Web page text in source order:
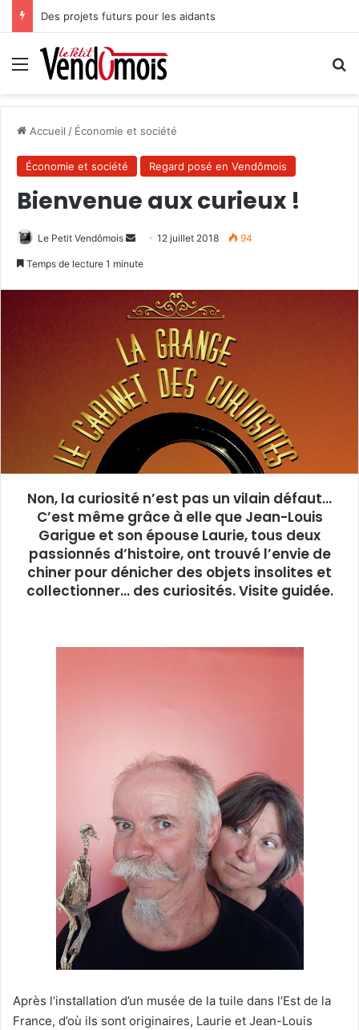
Des projets futurs pour les aidants
Menu
Accueil / Économie et société
Économie et société Regard posé en Vendômois
Bienvenue aux curieux !
Le Petit Vendômois
y
e
r
u
n
c
u
r
r
e
l
12 juillet 2018 94
Temps de lecture 1 minute
Non, la curiosité n’est pas un vilain défaut…
C’est même grâce à elle que Jean-Louis
Garigue et son épouse Laurie, tous deux
passionnés d’histoire, ont trouvé l’envie de
chiner pour dénicher des objets insolites et
collectionner… des curiosités. Visite guidée.
Après l’installation d’un musée de la tuile dans l’Est de la
France, d’où ils sont originaires, Laurie et Jean-Louis